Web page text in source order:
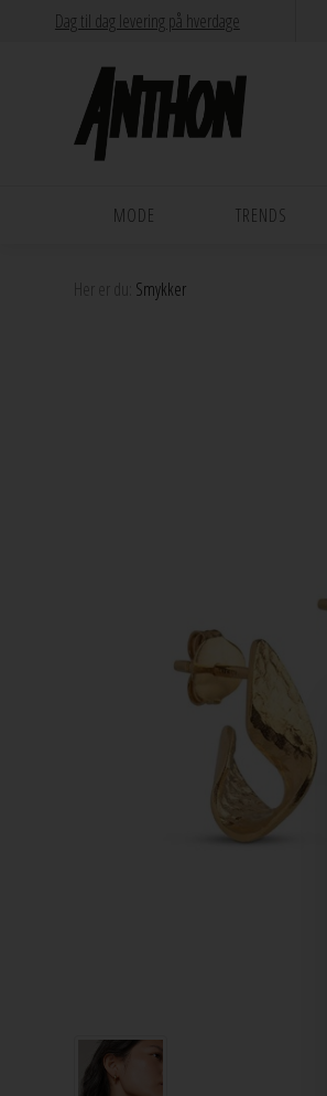
Dag til dag levering på hverdage
MODE TRENDS
Her er du: Smykker